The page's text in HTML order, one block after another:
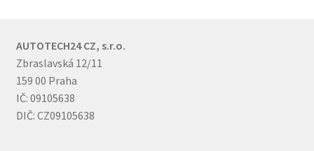
AUTOTECH24 CZ, s.r.o.
Zbraslavská 12/11
159 00 Praha
IČ: 09105638
DIČ: CZ09105638